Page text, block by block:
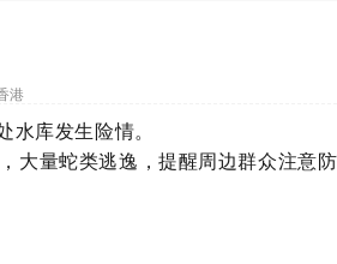
港
库发生险情。
大量蛇类逃逸，提醒周边群众注意